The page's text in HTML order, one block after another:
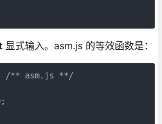
显式输入。asm.js 的等效函数是：
** asm.js **/